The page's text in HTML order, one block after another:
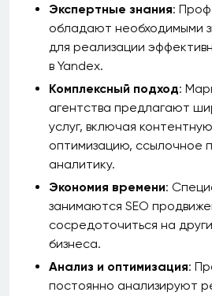
Экспертные знания:
обладают необходимыми
для реализации
в Yandex.
Комплексный подход:
агентства предлагают
услуг, включая
оптимизацию, ссылочное
аналитику.
Экономия времени:
занимаются SEO
сосредоточиться на
бизнеса.
Анализ и оптимизация:
постоянно анализируют